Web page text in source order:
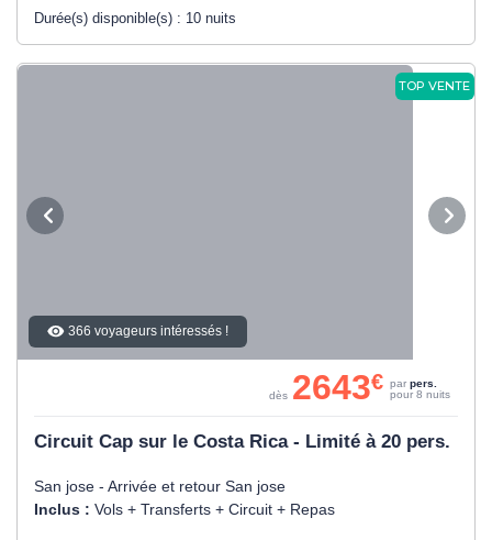
Durée(s) disponible(s) : 10 nuits
TOP VENTE
366 voyageurs intéressés !
Circuit Cap sur le Costa Rica - Limité à 20 pers.
San jose - Arrivée et retour San jose
Inclus : Vols + Transferts + Circuit + Repas
dès 2643€ par pers.
pour 8 nuits